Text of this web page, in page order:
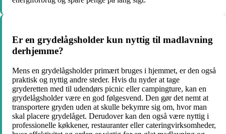
Er en grydelågsholder kun nyttig til madlavning
derhjemme?
Mens en grydelågsholder primært bruges i hjemmet, er den også
praktisk og nyttig andre steder. Hvis du nyder at tage
gryderetten med til udendørs picnic eller campingture, kan en
grydelågsholder være en god følgesvend. Den gør det nemt at
transportere gryden uden at skulle bekymre sig om, hvor man
skal placere grydelåget. Derudover kan den også være nyttig i
professionelle køkkener, restauranter eller cateringvirksomheder,